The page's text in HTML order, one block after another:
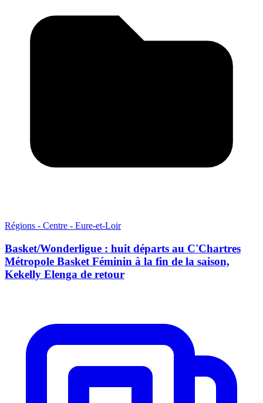
Régions - Centre - Eure-et-Loir
Basket/Wonderligue : huit départs au C'Chartres
Métropole Basket Féminin à la fin de la saison,
Kekelly Elenga de retour